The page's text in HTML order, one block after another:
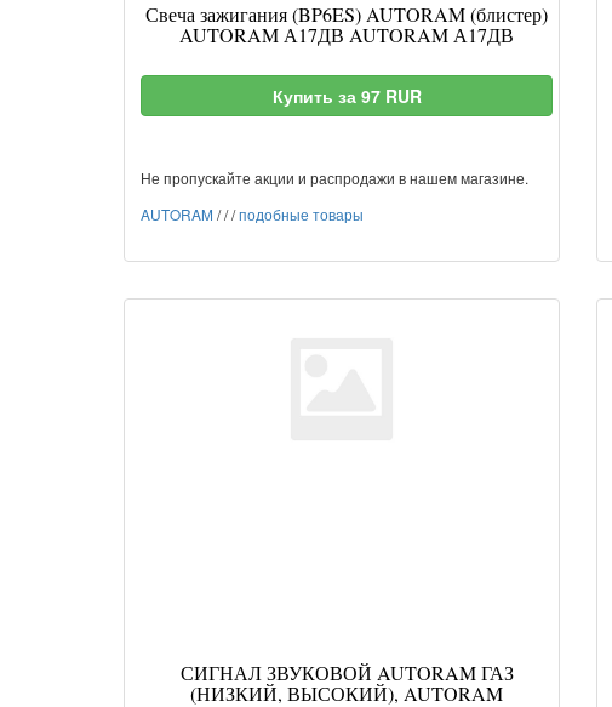
Свеча зажигания (BP6ES) AUTORAM (блистер)
AUTORAM А17ДВ AUTORAM А17ДВ
Купить за 97 RUR
Не пропускайте акции и распродажи в нашем магазине.
AUTORAM ///подобные товары
СИГНАЛ ЗВУКОВОЙ AUTORAM ГАЗ
(НИЗКИЙ, ВЫСОКИЙ), AUTORAM